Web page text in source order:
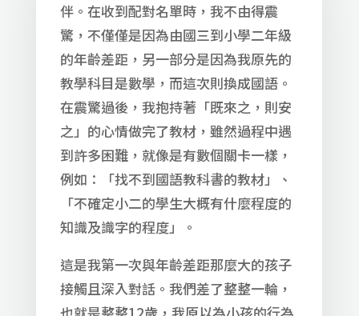
伴。在收到配對名單時，我不由得震
驚，不僅僅是因為由國三到小學二年級
的年齡差距，另一部分是因為我原先的
教學科目是數學，而這次則換成國語。
在震驚過後，我抱持著「既來之，則安
之」的心情做完了教材，雖然過程中遇
到許多困難，就像是有數個關卡一樣，
例如：「找不到國語教科書的教材」、
「不確定小二的學生大概有什麼程度的
知識及識字的程度」。
這是我第一次與年齡差距那麼大的孩子
接觸且深入對話。我們差了整整一輪，